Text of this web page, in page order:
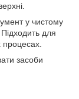
у чистому
для
засоби